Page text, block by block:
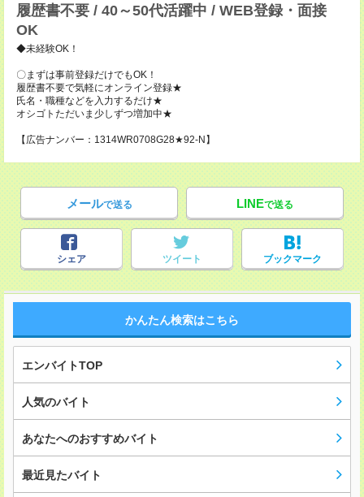
履歴書不要 / 40～50代活躍中 / WEB登録・面接
OK
◆未経験OK！
〇まずは事前登録だけでもOK！
履歴書不要で気軽にオンライン登録★
氏名・職種などを入力するだけ★
オシゴトただいま少しずつ増加中★
【広告ナンバー：1314WR0708G28★92-N】
メールで送る LINEで送る
シェア ツイート ブックマーク
かんたん検索はこちら
エンバイトTOP
人気のバイト
あなたへのおすすめバイト
最近見たバイト